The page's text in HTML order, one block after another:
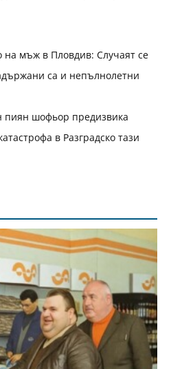
на мъж в Пловдив: Случаят се
са и непълнолетни
пиян шофьор предизвика
в Разградско тази